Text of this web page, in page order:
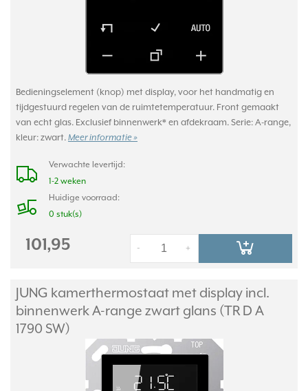
Bedieningselement (knop) met display, voor het handmatig en
tijdgestuurd regelen van de ruimtetemperatuur. Front gemaakt
van echt glas. Exclusief binnenwerk* en afdekraam. Serie: A-range,
kleur: zwart. Meer informatie »
Verwachte levertijd:
1-2 weken
Huidige voorraad:
0 stuk(s)
101,95 +
-
JUNG kamerthermostaat met display incl.
binnenwerk A-range zwart glans (TR D A
1790 SW)